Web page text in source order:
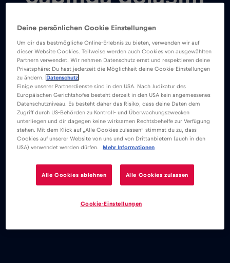
Red Bull Mobile eSIM, dünyanın her
yerinden sörf yapmanızı sağlayan
uygulama tabanlı bir veri planıdır. İster
geziyor, ister tırmanıyor ya da sörf
yapıyor olun, en çok ihtiyaç duyduğunuz
anda internetsiz kalmanın nasıl bir şey
olduğunu biliyoruz. Kullanımı kolaydır ve
100’tan fazla ülkede çalışır. iOS veya
Android uygulamasını indirin ve
istediğiniz yerde, istediğiniz zaman
internete bağlanın.
Deine persönlichen Cookie Einstellungen
Um dir das bestmögliche Online-Erlebnis zu bieten, verwenden wir auf
dieser Website Cookies. Teilweise werden auch Cookies von ausgewählten
Partnern verwendet. Wir nehmen Datenschutz ernst und respektieren deine
Privatsphäre: Du hast jederzeit die Möglichkeit deine Cookie-Einstellungen
zu ändern.
Datenschutz
Einige unserer Partnerdienste sind in den USA. Nach Judikatur des
Europäischen Gerichtshofes besteht derzeit in den USA kein angemessenes
Datenschutzniveau. Es besteht daher das Risiko, dass deine Daten dem
Zugriff durch US-Behörden zu Kontroll- und Überwachungszwecken
unterliegen und dir dagegen keine wirksamen Rechtsbehelfe zur Verfügung
stehen. Mit dem Klick auf „Alle Cookies zulassen“ stimmst du zu, dass
Cookies auf unserer Website von uns und von Drittanbietern (auch in den
USA) verwendet werden dürfen.
Mehr Informationen
Alle Cookies ablehnen Alle Cookies zulassen
Cookie-Einstellungen